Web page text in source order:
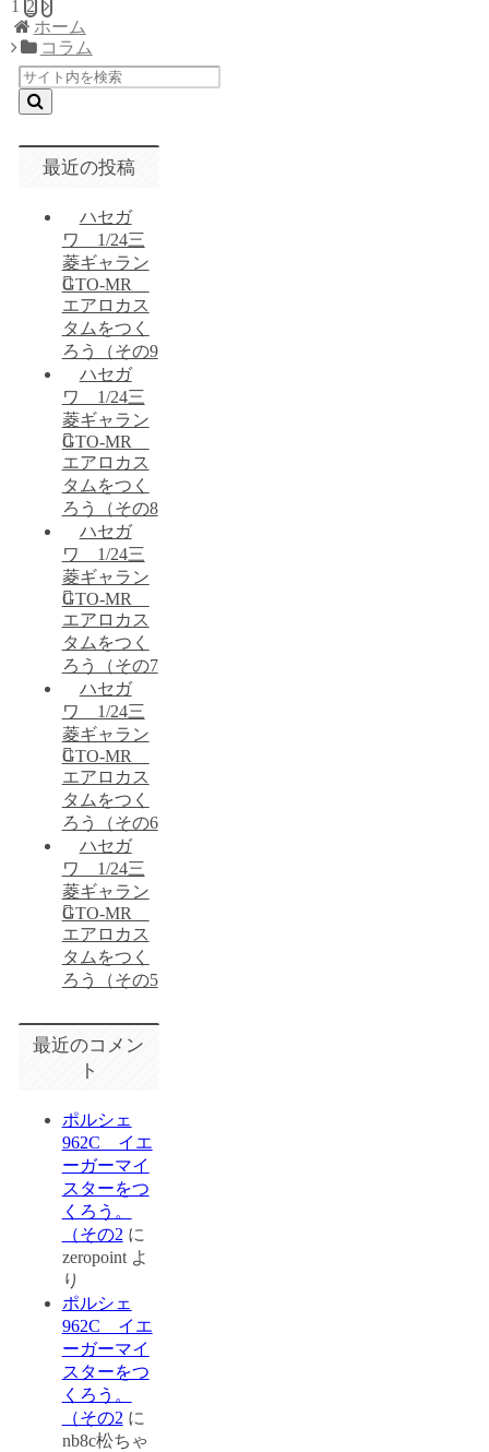
1 2 次
へ
ホーム
コラム
最近の投稿
ハセガ
ワ 1/24三
菱ギャラン
GTO-MR
エアロカス
タムをつく
ろう（その9
ハセガ
ワ 1/24三
菱ギャラン
GTO-MR
エアロカス
タムをつく
ろう（その8
ハセガ
ワ 1/24三
菱ギャラン
GTO-MR
エアロカス
タムをつく
ろう（その7
ハセガ
ワ 1/24三
菱ギャラン
GTO-MR
エアロカス
タムをつく
ろう（その6
ハセガ
ワ 1/24三
菱ギャラン
GTO-MR
エアロカス
タムをつく
ろう（その5
最近のコメン
ト
ポルシェ
962C イエ
ーガーマイ
スターをつ
くろう。
（その2 に
zeropointよ
り
ポルシェ
962C イエ
ーガーマイ
スターをつ
くろう。
（その2 に
nb8c松ちゃ